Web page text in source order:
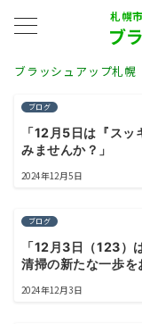
札幌
ブ
ブラッシュアップ札幌
ブログ
「12月5日は『ス
みませんか？」
2024年12月5日
ブログ
「12月3日（123）
清掃の新たな一歩を
2024年12月3日